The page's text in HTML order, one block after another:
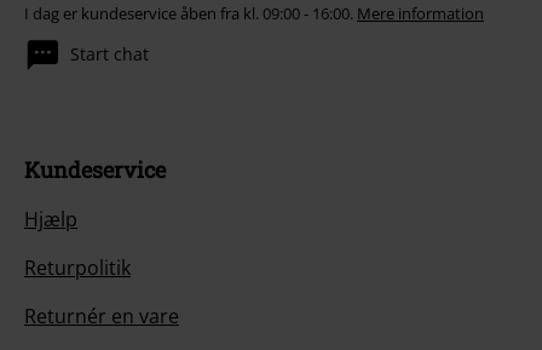
I dag er kundeservice åben fra kl. 09:00 - 16:00. Mere information
Start chat
Kundeservice
Hjælp
Returpolitik
Returnér en vare